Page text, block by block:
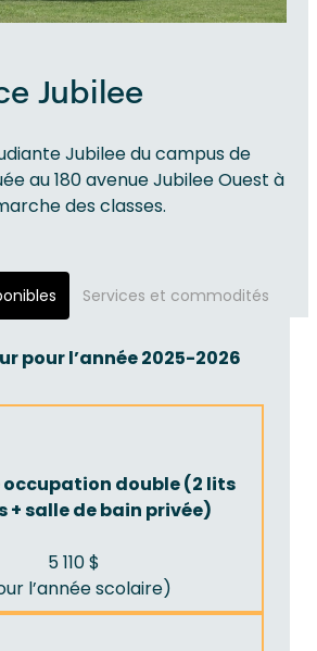
Jubilee
Jubilee du campus de
au 180 avenue Jubilee Ouest à
des classes.
Services et commodités
pour l’année 2025-2026
occupation double (2 lits
+ salle de bain privée)
5 110 $
l’année scolaire)